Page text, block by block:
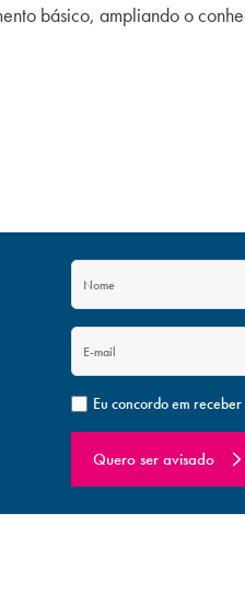
básico, ampliando o
Eu concordo em
Quero ser avisado